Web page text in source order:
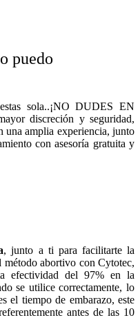
puedo
sola..¡NO DUDES EN
discreción y seguridad,
una amplia experiencia, junto
con asesoría gratuita y
, junto a ti para facilitarte la
método abortivo con Cytotec,
efectividad del 97% en la
se utilice correctamente, lo
el tiempo de embarazo, este
antes de las 10